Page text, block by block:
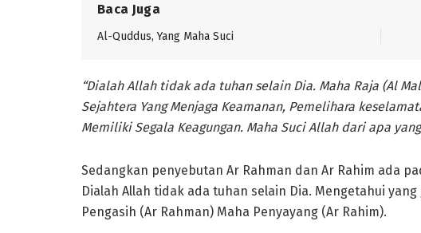
Baca Juga
Al-Quddus, Yang Maha Suci
“Dialah Allah tidak ada tuhan selain Dia. Maha Raja (Al
Sejahtera Yang Menjaga Keamanan, Pemelihara
Memiliki Segala Keagungan. Maha Suci Allah dari apa
Sedangkan penyebutan Ar Rahman dan Ar Rahim ada
Dialah Allah tidak ada tuhan selain Dia. Mengetahui
Pengasih (Ar Rahman) Maha Penyayang (Ar Rahim).